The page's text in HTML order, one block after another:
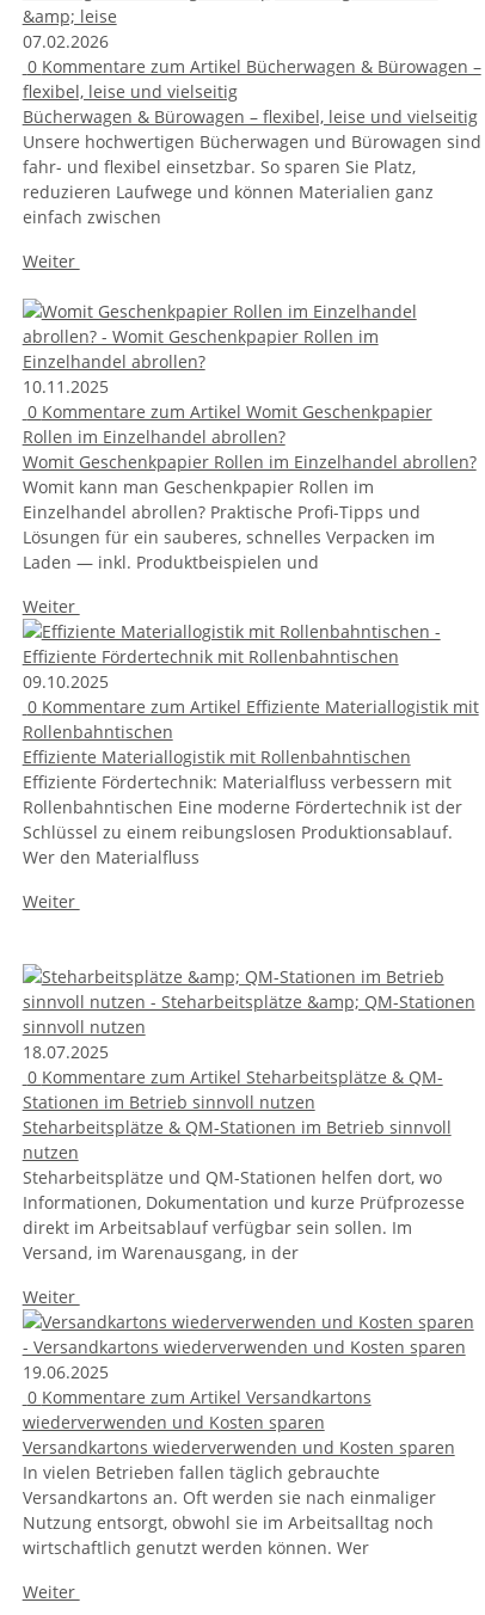
07.02.2026
0 Kommentare zum Artikel Bücherwagen & Bürowagen –
flexibel, leise und vielseitig
Bücherwagen & Bürowagen – flexibel, leise und vielseitig
Unsere hochwertigen Bücherwagen und Bürowagen sind
fahr- und flexibel einsetzbar. So sparen Sie Platz,
reduzieren Laufwege und können Materialien ganz
einfach zwischen
Weiter
10.11.2025
0 Kommentare zum Artikel Womit Geschenkpapier
Rollen im Einzelhandel abrollen?
Womit Geschenkpapier Rollen im Einzelhandel abrollen?
Womit kann man Geschenkpapier Rollen im
Einzelhandel abrollen? Praktische Profi-Tipps und
Lösungen für ein sauberes, schnelles Verpacken im
Laden — inkl. Produktbeispielen und
Weiter
09.10.2025
0 Kommentare zum Artikel Effiziente Materiallogistik mit
Rollenbahntischen
Effiziente Materiallogistik mit Rollenbahntischen
Effiziente Fördertechnik: Materialfluss verbessern mit
Rollenbahntischen Eine moderne Fördertechnik ist der
Schlüssel zu einem reibungslosen Produktionsablauf.
Wer den Materialfluss
Weiter
18.07.2025
0 Kommentare zum Artikel Steharbeitsplätze & QM-
Stationen im Betrieb sinnvoll nutzen
Steharbeitsplätze & QM-Stationen im Betrieb sinnvoll
nutzen
Steharbeitsplätze und QM-Stationen helfen dort, wo
Informationen, Dokumentation und kurze Prüfprozesse
direkt im Arbeitsablauf verfügbar sein sollen. Im
Versand, im Warenausgang, in der
Weiter
19.06.2025
0 Kommentare zum Artikel Versandkartons
wiederverwenden und Kosten sparen
Versandkartons wiederverwenden und Kosten sparen
In vielen Betrieben fallen täglich gebrauchte
Versandkartons an. Oft werden sie nach einmaliger
Nutzung entsorgt, obwohl sie im Arbeitsalltag noch
wirtschaftlich genutzt werden können. Wer
Weiter